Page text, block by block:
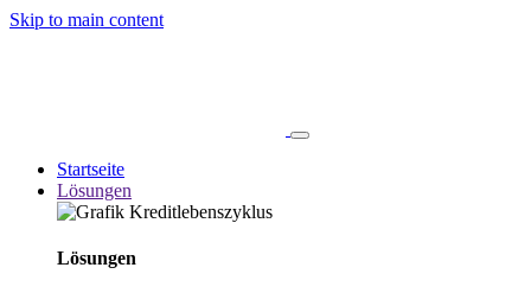
Skip to main content
Startseite
Lösungen
Lösungen